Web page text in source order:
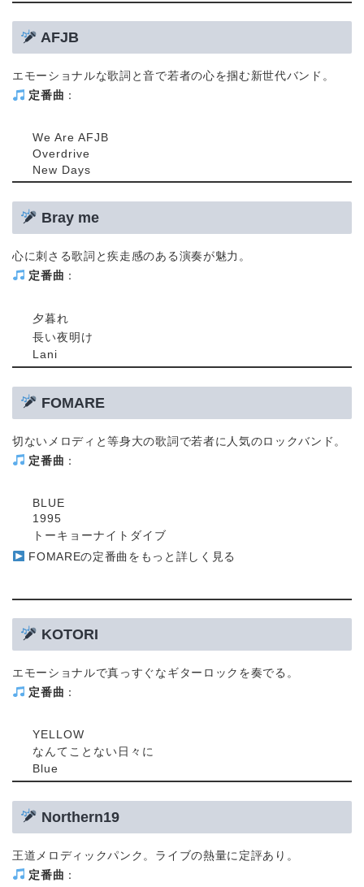
AFJB
エモーショナルな歌詞と音で若者の心を掴む新世代バンド。
定番曲 ：
We Are AFJB
Overdrive
New Days
Bray me
心に刺さる歌詞と疾走感のある演奏が魅力。
定番曲 ：
夕暮れ
長い夜明け
Lani
FOMARE
切ないメロディと等身大の歌詞で若者に人気のロックバンド。
定番曲 ：
BLUE
1995
トーキョーナイトダイブ
FOMAREの定番曲をもっと詳しく見る
KOTORI
エモーショナルで真っすぐなギターロックを奏でる。
定番曲 ：
YELLOW
なんてことない日々に
Blue
Northern19
王道メロディックパンク。ライブの熱量に定評あり。
定番曲 ：